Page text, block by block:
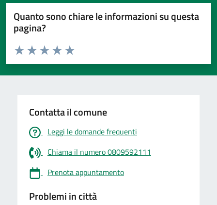
Quanto sono chiare le informazioni su questa
pagina?
Valuta da 1 a 5 stelle la pagina
Valuta 5 stelle su 5
Valuta 4 stelle su 5
Valuta 3 stelle su 5
Valuta 2 stelle su 5
Valuta 1 stelle su 5
Contatta il comune
Leggi le domande frequenti
Chiama il numero 0809592111
Prenota appuntamento
Problemi in città